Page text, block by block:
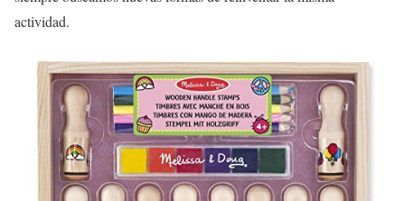
actividad.